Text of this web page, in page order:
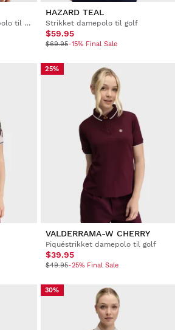
Kortærmet teknisk damepolo til golf
HAZARD TEAL
Strikket damepolo til golf
$59.95
$69.95-15% Final Sale
25%
VALDERRAMA-W CHERRY
Piquéstrikket damepolo til golf
$39.95
$49.95-25% Final Sale
30%